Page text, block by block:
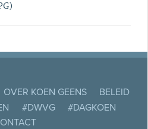
OVER KOEN GEENS
BELEID
#DWVG
#DAGKOEN